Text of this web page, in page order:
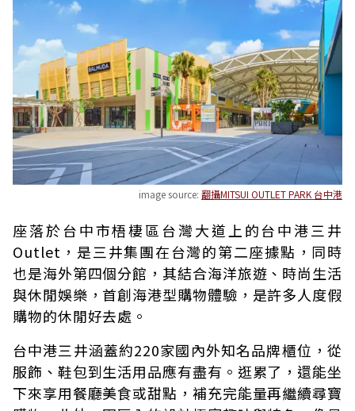
image source: 翻攝MITSUI OUTLET PARK 台中港
座落於台中市梧棲區台灣大道上的台中港三井
Outlet，是三井集團在台灣的第二座據點，同時
也是海外第四個分館，其結合海洋旅遊、時尚生活
與休閒娛樂，首創海港型購物體驗，是許多人度假
購物的休閒好去處。
台中港三井涵蓋約220家國內外知名品牌櫃位，從
服飾、鞋包到生活用品應有盡有。逛累了，還能坐
下來享用餐廳美食或甜點，補充完能量再繼續尋寶